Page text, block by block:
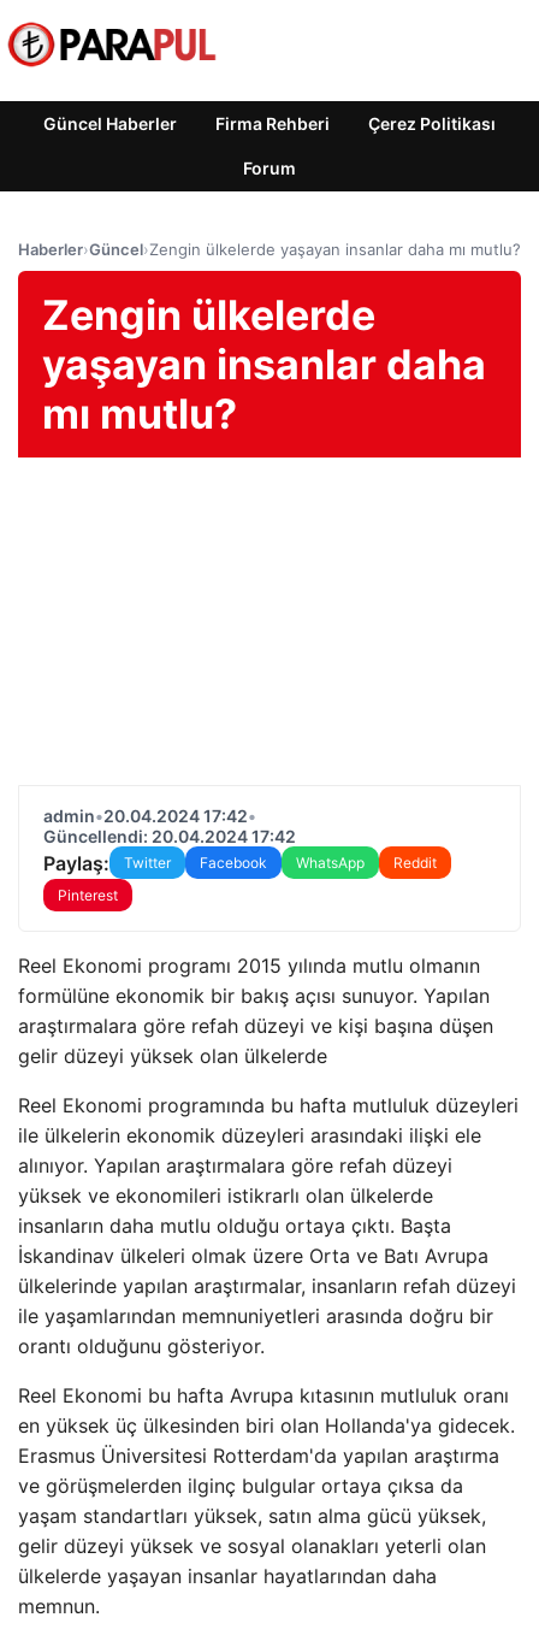
Güncel Haberler Firma Rehberi Çerez Politikası
Forum
Haberler›Güncel›Zengin ülkelerde yaşayan insanlar daha mı mutlu?
Zengin ülkelerde
yaşayan insanlar daha
mı mutlu?
admin•20.04.2024 17:42•
Güncellendi: 20.04.2024 17:42
Paylaş: Twitter Facebook WhatsApp
Reddit
Pinterest
Reel Ekonomi programı 2015 yılında mutlu olmanın
formülüne ekonomik bir bakış açısı sunuyor. Yapılan
araştırmalara göre refah düzeyi ve kişi başına düşen
gelir düzeyi yüksek olan ülkelerde
Reel Ekonomi programında bu hafta mutluluk düzeyleri
ile ülkelerin ekonomik düzeyleri arasındaki ilişki ele
alınıyor. Yapılan araştırmalara göre refah düzeyi
yüksek ve ekonomileri istikrarlı olan ülkelerde
insanların daha mutlu olduğu ortaya çıktı. Başta
İskandinav ülkeleri olmak üzere Orta ve Batı Avrupa
ülkelerinde yapılan araştırmalar, insanların refah düzeyi
ile yaşamlarından memnuniyetleri arasında doğru bir
orantı olduğunu gösteriyor.
Reel Ekonomi bu hafta Avrupa kıtasının mutluluk oranı
en yüksek üç ülkesinden biri olan Hollanda'ya gidecek.
Erasmus Üniversitesi Rotterdam'da yapılan araştırma
ve görüşmelerden ilginç bulgular ortaya çıksa da
yaşam standartları yüksek, satın alma gücü yüksek,
gelir düzeyi yüksek ve sosyal olanakları yeterli olan
ülkelerde yaşayan insanlar hayatlarından daha
memnun.